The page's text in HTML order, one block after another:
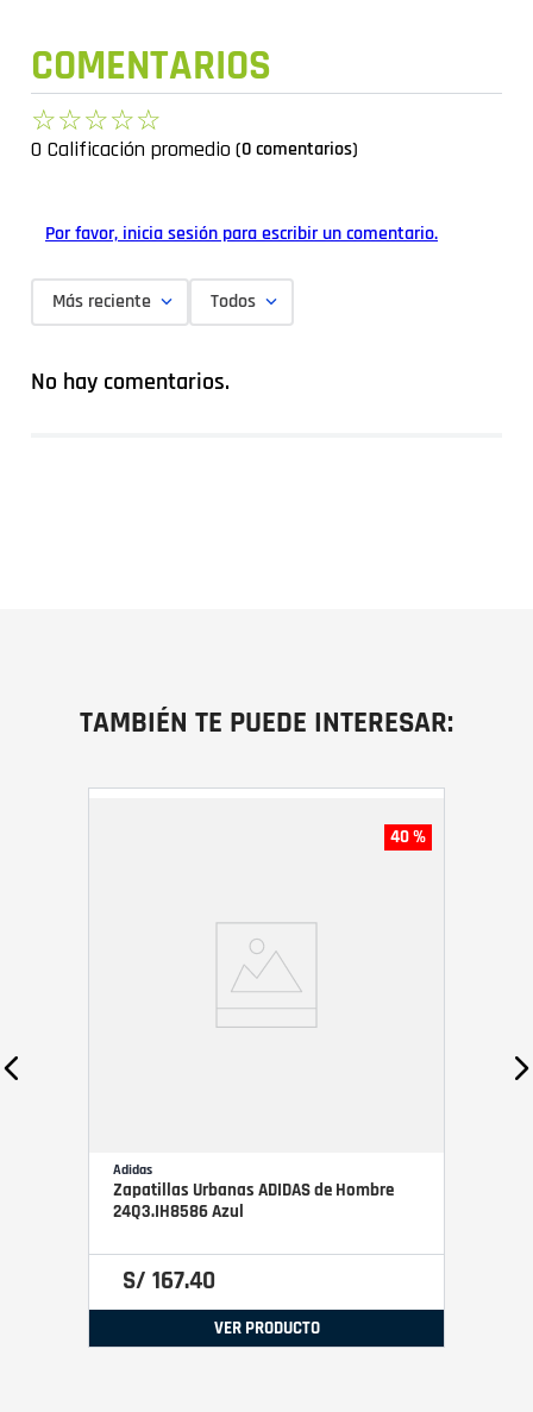
COMENTARIOS
☆☆☆☆☆
0 Calificación promedio (0 comentarios)
Por favor, inicia sesión para escribir un comentario.
Más reciente Todos
No hay comentarios.
TAMBIÉN TE PUEDE INTERESAR:
40 %
Adidas
Zapatillas Urbanas ADIDAS de Hombre
24Q3.IH8586 Azul
S/ 167.40
VER PRODUCTO